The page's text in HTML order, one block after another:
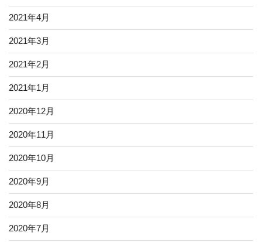
2021年4月
2021年3月
2021年2月
2021年1月
2020年12月
2020年11月
2020年10月
2020年9月
2020年8月
2020年7月